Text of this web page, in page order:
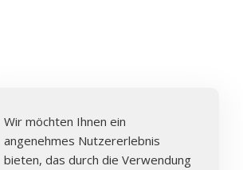
Wir möchten Ihnen ein
angenehmes Nutzererlebnis
bieten, das durch die Verwendung